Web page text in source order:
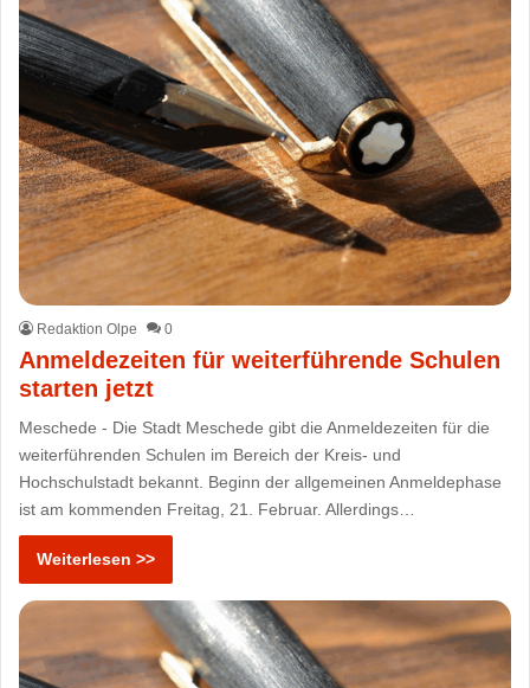
Redaktion Olpe 0
Anmeldezeiten für weiterführende Schulen
starten jetzt
Meschede - Die Stadt Meschede gibt die Anmeldezeiten für die
weiterführenden Schulen im Bereich der Kreis- und
Hochschulstadt bekannt. Beginn der allgemeinen Anmeldephase
ist am kommenden Freitag, 21. Februar. Allerdings…
Weiterlesen >>